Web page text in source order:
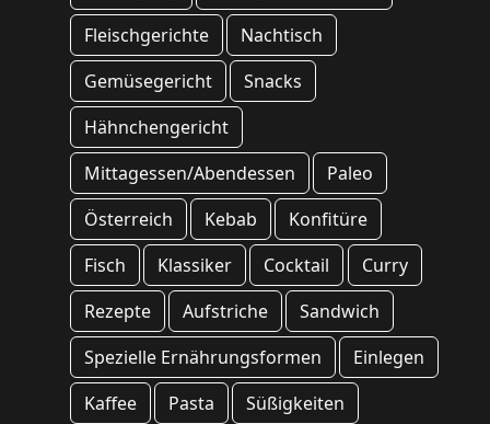
Fleischgerichte
Nachtisch
Gemüsegericht
Snacks
Hähnchengericht
Mittagessen/Abendessen
Paleo
Österreich
Kebab
Konfitüre
Fisch
Klassiker Cocktail
Curry
Rezepte
Aufstriche
Sandwich
Spezielle Ernährungsformen
Einlegen
Kaffee
Pasta
Süßigkeiten